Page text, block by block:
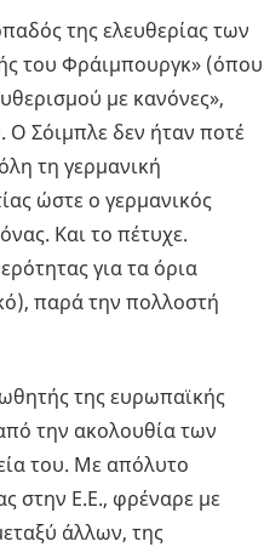
της ελευθερίας των
του Φράιμπουργκ» (όπου
με κανόνες»,
Ο Σόιμπλε δεν ήταν ποτέ
τη γερμανική
ώστε ο γερμανικός
Και το πέτυχε.
για τα όρια
παρά την πολλοστή
της ευρωπαϊκής
την ακολουθία των
του. Με απόλυτο
στην Ε.Ε., φρέναρε με
άλλων, της